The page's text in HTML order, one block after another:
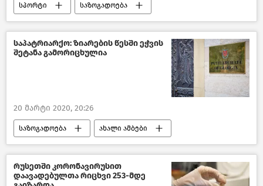
სპორტი საზოგადოება
ახალი ამბები საქართველო
COVID-19
საპატრიარქო: ზიარების წესში ეჭვის
შეტანა გამორიცხულია
20 მარტი 2020, 20:26
საზოგადოება ახალი ამბები
საქართველოს საპატრიარქო
საქართველო COVID-19
რუსეთში კორონავირუსით
დაავადებულთა რიცხვი 253-მდე